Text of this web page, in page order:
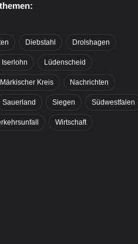
Diebstahl Drolshagen
Iserlohn Lüdenscheid
Märkischer Kreis Nachrichten
Sauerland Siegen Südwestfalen
Wirtschaft